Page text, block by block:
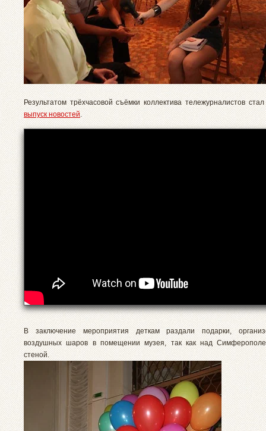
Результатом трёхчасовой съёмки коллектива тележурналистов
выпуск новостей
В заключение мероприятия деткам раздали подарки,
воздушных шаров в помещении музея, так как над
стеной.